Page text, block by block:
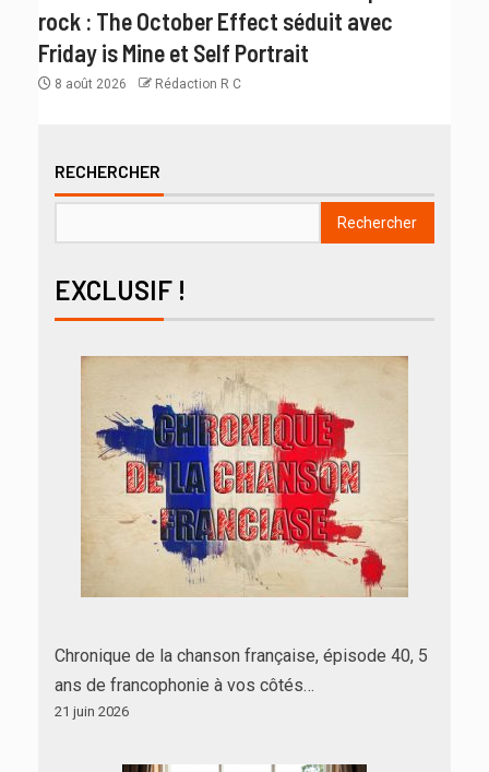
rock : The October Effect séduit avec
Friday is Mine et Self Portrait
8 août 2026 Rédaction R C
RECHERCHER
Rechercher
EXCLUSIF !
Chronique de la chanson française, épisode 40, 5
ans de francophonie à vos côtés…
21 juin 2026